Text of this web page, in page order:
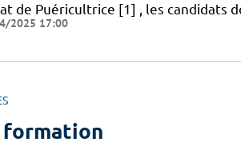
de Puéricultrice [1] , les candidats
2025 17:00
formation